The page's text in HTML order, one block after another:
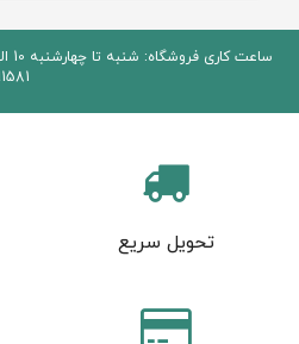
ساعت کاری فروشگاه: شنبه تا چهارشنبه 10 الی 18 پنجشنبه 10 الی 15
- 021
تحویل سریع